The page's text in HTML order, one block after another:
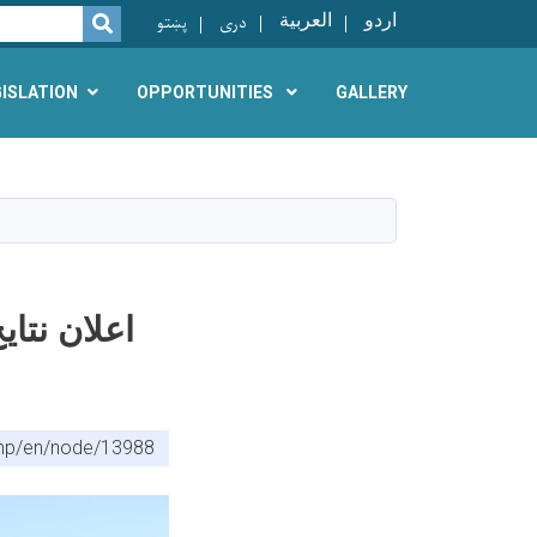
SEARCH
پښتو دری العربية اردو
OPPORTUNITIES GALLERY
اعلان
en/node/13988